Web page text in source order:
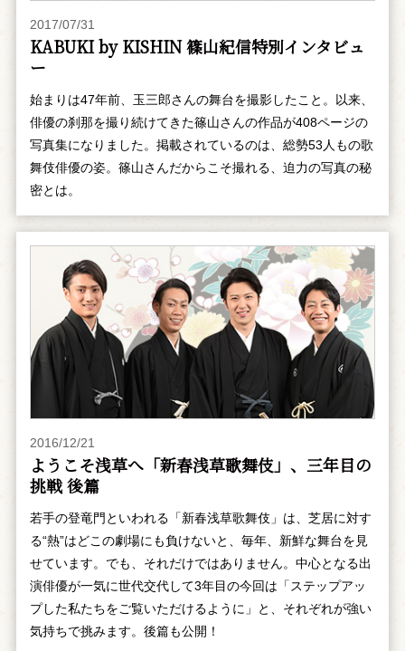
2017/07/31
KABUKI by KISHIN 篠山紀信特別インタビュ
ー
始まりは47年前、玉三郎さんの舞台を撮影したこと。以来、
俳優の刹那を撮り続けてきた篠山さんの作品が408ページの
写真集になりました。掲載されているのは、総勢53人もの歌
舞伎俳優の姿。篠山さんだからこそ撮れる、迫力の写真の秘
密とは。
2016/12/21
ようこそ浅草へ「新春浅草歌舞伎」、三年目の
挑戦 後篇
若手の登竜門といわれる「新春浅草歌舞伎」は、芝居に対す
る“熱”はどこの劇場にも負けないと、毎年、新鮮な舞台を見
せています。でも、それだけではありません。中心となる出
演俳優が一気に世代交代して3年目の今回は「ステップアッ
プした私たちをご覧いただけるように」と、それぞれが強い
気持ちで挑みます。後篇も公開！